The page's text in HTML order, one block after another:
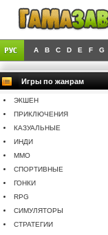
A B C D E F G
Игры по жанрам
ЭКШЕН
ПРИКЛЮЧЕНИЯ
КАЗУАЛЬНЫЕ
ИНДИ
MMO
СПОРТИВНЫЕ
ГОНКИ
RPG
СИМУЛЯТОРЫ
СТРАТЕГИИ